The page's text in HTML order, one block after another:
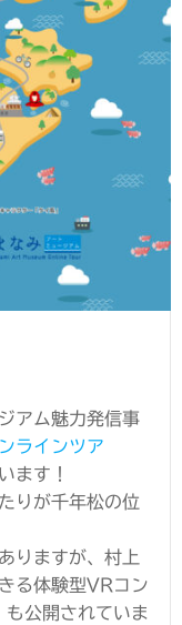
アム魅力発信事
ラインツア
ます！
りが千年松の位
りますが、村上
る体験型VRコン
公開されていま